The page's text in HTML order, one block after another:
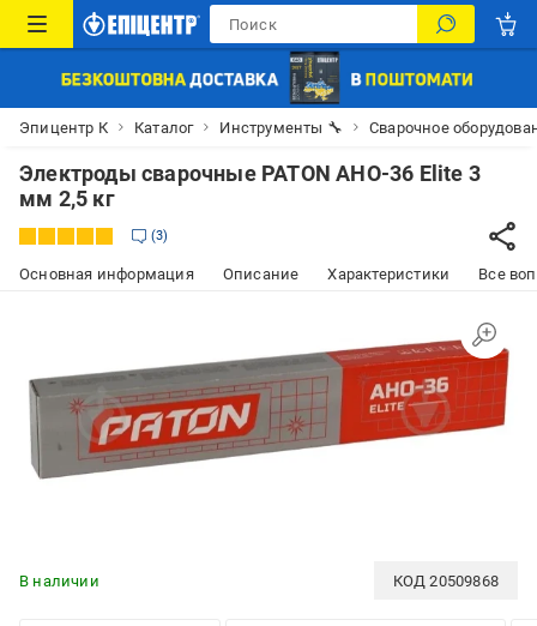
Эпицентр К Каталог Инструменты 🔧 Сварочное
Электроды сварочные PATON АНО-36 Elite 3
мм 2,5 кг
3
Основная информация Описание Характеристики Все
В наличии КОД20509868